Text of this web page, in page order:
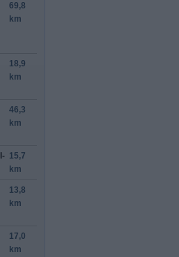
69,8
km
18,9
km
46,3
km
I- 15,7
km
13,8
km
17,0
km